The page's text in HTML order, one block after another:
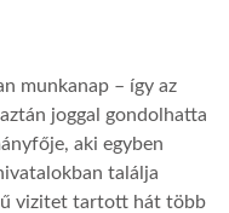
munkanap – így az
joggal gondolhatta
aki egyben
találja
vizitet tartott hát több